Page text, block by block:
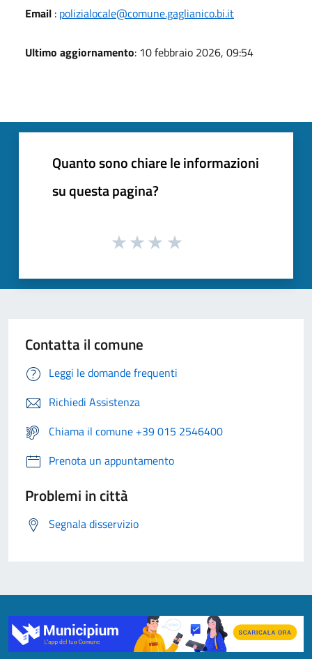
Email : polizialocale@comune.gaglianico.bi.it
Ultimo aggiornamento: 10 febbraio 2026, 09:54
Quanto sono chiare le informazioni
su questa pagina?
Contatta il comune
Leggi le domande frequenti
Richiedi Assistenza
Chiama il comune +39 015 2546400
Prenota un appuntamento
Problemi in città
Segnala disservizio